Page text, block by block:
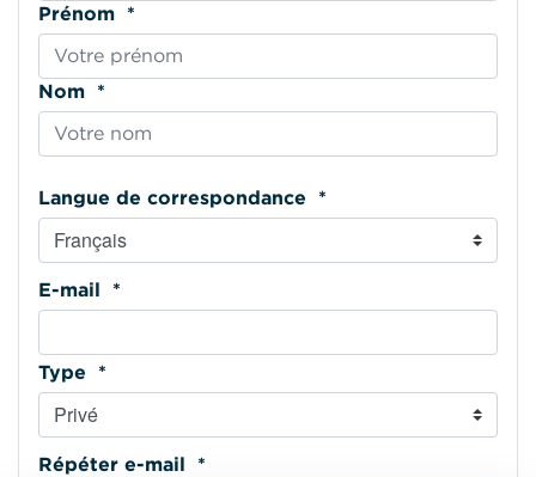
Prénom *
Nom *
Langue de correspondance *
E-mail *
Type *
Répéter e-mail *